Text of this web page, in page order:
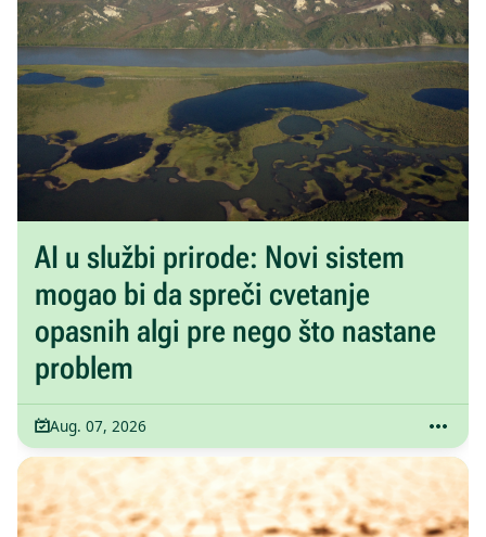
AI u službi prirode: Novi sistem
mogao bi da spreči cvetanje
opasnih algi pre nego što nastane
problem
Aug. 07, 2026